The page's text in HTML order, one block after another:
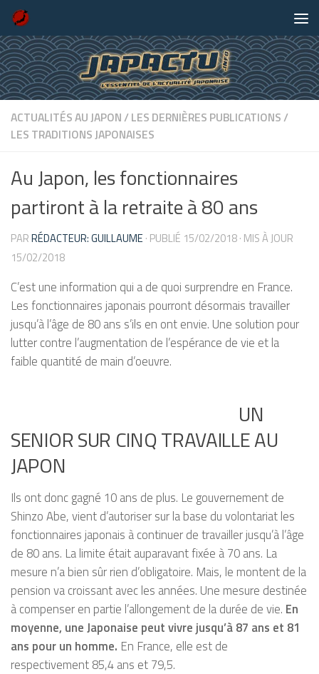
Skip to content
ACTUALITÉS AU JAPON/LES DERNIÈRES PUBLICATIONS/
LES TRADITIONS JAPONAISES
Au Japon, les fonctionnaires
partiront à la retraite à 80 ans
PARRÉDACTEUR: GUILLAUME · PUBLIÉ 15/02/2018· MIS À JOUR
15/02/2018
C’est une information qui a de quoi surprendre en France.
Les fonctionnaires japonais pourront désormais travailler
jusqu’à l’âge de 80 ans s’ils en ont envie. Une solution pour
lutter contre l’augmentation de l’espérance de vie et la
faible quantité de main d’oeuvre.
UN
SENIOR SUR CINQ TRAVAILLE AU
JAPON
Ils ont donc gagné 10 ans de plus. Le gouvernement de
Shinzo Abe, vient d’autoriser sur la base du volontariat les
fonctionnaires japonais à continuer de travailler jusqu’à l’âge
de 80 ans. La limite était auparavant fixée à 70 ans. La
mesure n’a bien sûr rien d’obligatoire. Mais, le montent de la
pension va croissant avec les années. Une mesure destinée
à compenser en partie l’allongement de la durée de vie. En
moyenne, une Japonaise peut vivre jusqu’à 87 ans et 81
ans pour un homme. En France, elle est de
respectivement 85,4 ans et 79,5.